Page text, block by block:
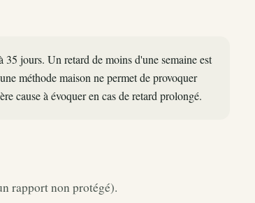
jours. Un retard de moins d'une semaine est
méthode maison ne permet de provoquer
cause à évoquer en cas de retard prolongé.
rapport non protégé).